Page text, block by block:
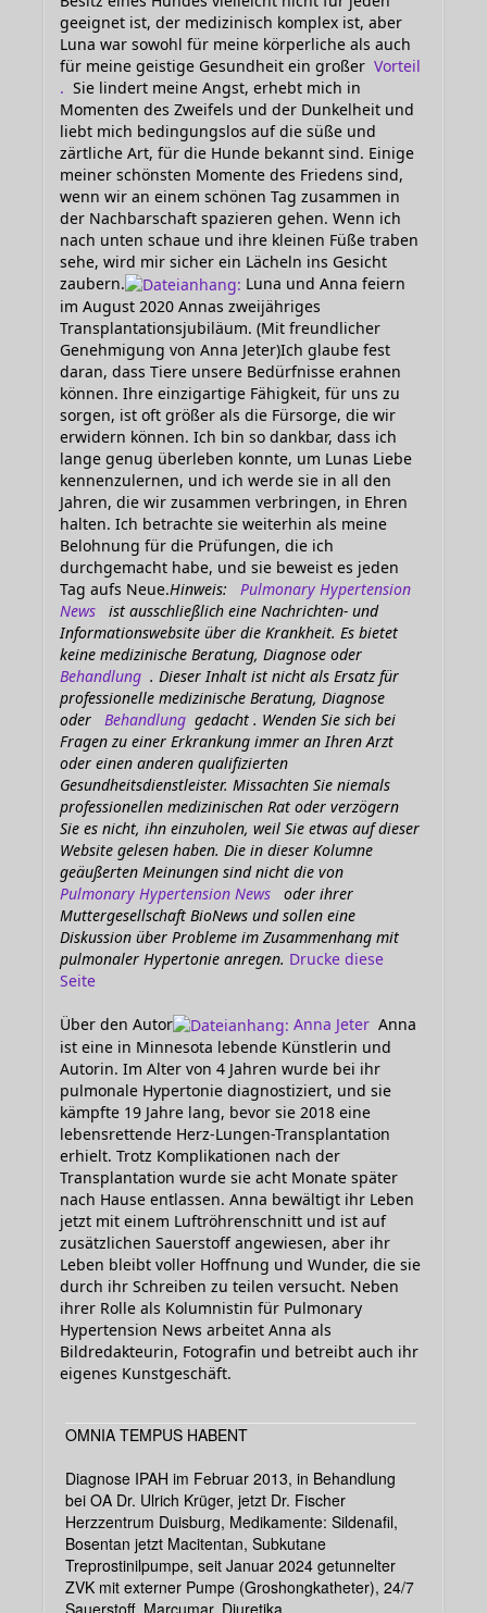
geeignet ist, der medizinisch komplex ist, aber
Luna war sowohl für meine körperliche als auch
für meine geistige Gesundheit ein großer Vorteil
. Sie lindert meine Angst, erhebt mich in
Momenten des Zweifels und der Dunkelheit und
liebt mich bedingungslos auf die süße und
zärtliche Art, für die Hunde bekannt sind. Einige
meiner schönsten Momente des Friedens sind,
wenn wir an einem schönen Tag zusammen in
der Nachbarschaft spazieren gehen. Wenn ich
nach unten schaue und ihre kleinen Füße traben
sehe, wird mir sicher ein Lächeln ins Gesicht
zaubern.
Luna und Anna feiern
im August 2020 Annas zweijähriges
Transplantationsjubiläum. (Mit freundlicher
Genehmigung von Anna Jeter)Ich glaube fest
daran, dass Tiere unsere Bedürfnisse erahnen
können. Ihre einzigartige Fähigkeit, für uns zu
sorgen, ist oft größer als die Fürsorge, die wir
erwidern können. Ich bin so dankbar, dass ich
lange genug überleben konnte, um Lunas Liebe
kennenzulernen, und ich werde sie in all den
Jahren, die wir zusammen verbringen, in Ehren
halten. Ich betrachte sie weiterhin als meine
Belohnung für die Prüfungen, die ich
durchgemacht habe, und sie beweist es jeden
Tag aufs Neue.Hinweis:
Pulmonary Hypertension
News
ist ausschließlich eine Nachrichten- und
Informationswebsite über die Krankheit. Es bietet
keine medizinische Beratung, Diagnose oder
Behandlung . Dieser Inhalt ist nicht als Ersatz für
professionelle medizinische Beratung, Diagnose
oder
Behandlung gedacht . Wenden Sie sich bei
Fragen zu einer Erkrankung immer an Ihren Arzt
oder einen anderen qualifizierten
Gesundheitsdienstleister. Missachten Sie niemals
professionellen medizinischen Rat oder verzögern
Sie es nicht, ihn einzuholen, weil Sie etwas auf dieser
Website gelesen haben. Die in dieser Kolumne
geäußerten Meinungen sind nicht die von
Pulmonary Hypertension News
oder ihrer
Muttergesellschaft BioNews und sollen eine
Diskussion über Probleme im Zusammenhang mit
pulmonaler Hypertonie anregen. Drucke diese
Seite
Über den Autor Anna Jeter Anna
ist eine in Minnesota lebende Künstlerin und
Autorin. Im Alter von 4 Jahren wurde bei ihr
pulmonale Hypertonie diagnostiziert, und sie
kämpfte 19 Jahre lang, bevor sie 2018 eine
lebensrettende Herz-Lungen-Transplantation
erhielt. Trotz Komplikationen nach der
Transplantation wurde sie acht Monate später
nach Hause entlassen. Anna bewältigt ihr Leben
jetzt mit einem Luftröhrenschnitt und ist auf
zusätzlichen Sauerstoff angewiesen, aber ihr
Leben bleibt voller Hoffnung und Wunder, die sie
durch ihr Schreiben zu teilen versucht. Neben
ihrer Rolle als Kolumnistin für Pulmonary
Hypertension News arbeitet Anna als
Bildredakteurin, Fotografin und betreibt auch ihr
eigenes Kunstgeschäft.
OMNIA TEMPUS HABENT
Diagnose IPAH im Februar 2013, in Behandlung
bei OA Dr. Ulrich Krüger, jetzt Dr. Fischer
Herzzentrum Duisburg, Medikamente: Sildenafil,
Bosentan jetzt Macitentan, Subkutane
Treprostinilpumpe, seit Januar 2024 getunnelter
ZVK mit externer Pumpe (Groshongkatheter), 24/7